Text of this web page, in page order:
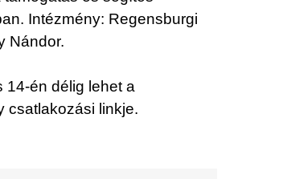
Intézmény: Regensburgi
Nándor.
14-én délig lehet a
csatlakozási linkje.